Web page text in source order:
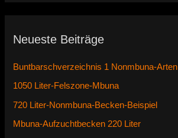
Neueste Beiträge
Buntbarschverzeichnis 1 Nonmbuna-Arten
1050 Liter-Felszone-Mbuna
720 Liter-Nonmbuna-Becken-Beispiel
Mbuna-Aufzuchtbecken 220 Liter